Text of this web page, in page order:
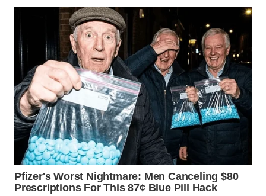
KALSEL
WN
KALTIM
WN
SULSEL
WN